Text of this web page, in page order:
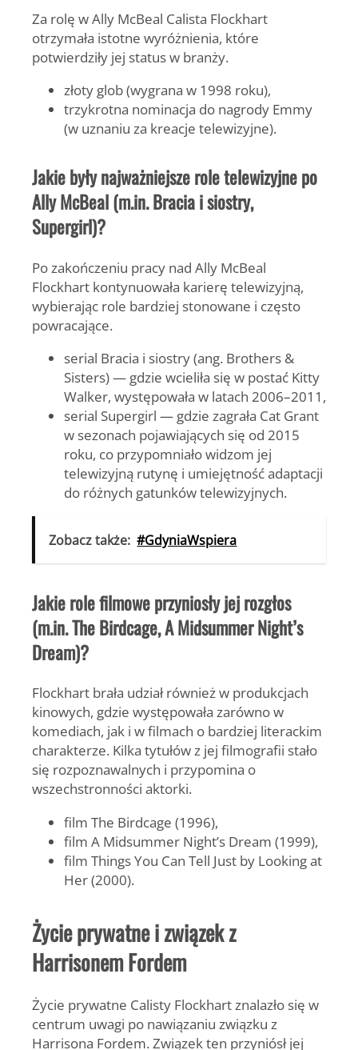
Za rolę wAlly McBeal Calista Flockhart
otrzymała istotne wyróżnienia, które
potwierdziły jej status w branży.
złoty glob (wygrana w 1998 roku),
trzykrotna nominacja do nagrody Emmy
(w uznaniu za kreacje telewizyjne).
Jakie były najważniejsze role telewizyjne po
Ally McBeal (m.in. Bracia i siostry,
Supergirl)?
Po zakończeniu pracy nad Ally McBeal
Flockhart kontynuowała karierę telewizyjną,
wybierając role bardziej stonowane i często
powracające.
serial Bracia i siostry(ang. Brothers &
Sisters) — gdzie wcieliła się w postać Kitty
Walker, występowała w latach 2006–2011,
serial Supergirl — gdzie zagrała Cat Grant
w sezonach pojawiających się od 2015
roku, co przypomniało widzom jej
telewizyjną rutynę i umiejętność adaptacji
do różnych gatunków telewizyjnych.
Zobacz także: #GdyniaWspiera
Jakie role filmowe przyniosły jej rozgłos
(m.in. The Birdcage, A Midsummer Night’s
Dream)?
Flockhart brała udział również w produkcjach
kinowych, gdzie występowała zarówno w
komediach, jak i w filmach o bardziej literackim
charakterze. Kilka tytułów z jej filmografii stało
się rozpoznawalnych i przypomina o
wszechstronności aktorki.
film The Birdcage (1996),
film A Midsummer Night’s Dream (1999),
film Things You Can Tell Just by Looking at
Her(2000).
Życie prywatne i związek z
Harrisonem Fordem
Życie prywatne Calisty Flockhart znalazło się w
centrum uwagi po nawiązaniu związku z
Harrisona Fordem. Związek ten przyniósł jej